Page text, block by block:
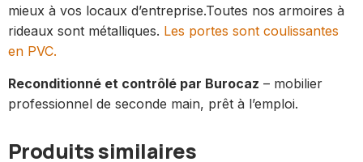
mieux à vos locaux d’entreprise.Toutes nos armoires à
rideaux sont métalliques. Les portes sont coulissantes
en PVC.
Reconditionné et contrôlé par Burocaz – mobilier
professionnel de seconde main, prêt à l’emploi.
Produits similaires